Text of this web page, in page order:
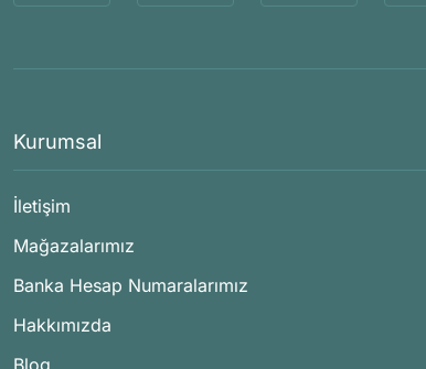
Kurumsal
İletişim
Mağazalarımız
Banka Hesap Numaralarımız
Hakkımızda
Blog